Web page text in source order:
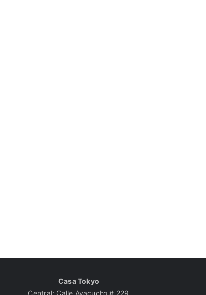
Casa Tokyo
Central: Calle Ayacucho # 229